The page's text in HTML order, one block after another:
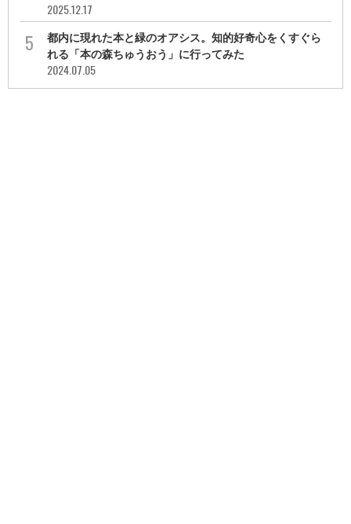
2025.12.17
都内に現れた本と緑のオアシス。知的好奇心をくすぐら
れる「本の森ちゅうおう」に行ってみた
2024.07.05